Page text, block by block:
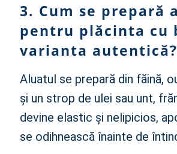
3. Cum se prepară
pentru plăcinta cu
varianta autentică?
Aluatul se prepară din făină,
și un strop de ulei sau unt,
devine elastic și nelipicios,
se odihnească înainte de